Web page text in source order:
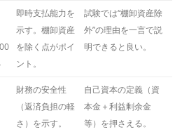
即時支払能力を
示す。棚卸資産
を除く点がポイ
ント。
試験では“棚卸資産除
外”の理由を一言で説
明できると良い。
財務の安全性
（返済負担の軽
さ）を示す。
自己資本の定義（資
本金＋利益剰余金
等）を押さえる。